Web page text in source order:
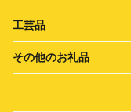
工芸品
その他のお礼品